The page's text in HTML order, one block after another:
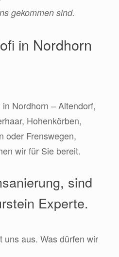
gekommen sind.
in Nordhorn
Nordhorn – Altendorf,
Hohenkörben,
oder Frenswegen,
wir für Sie bereit.
sind
Experte.
uns aus. Was dürfen wir